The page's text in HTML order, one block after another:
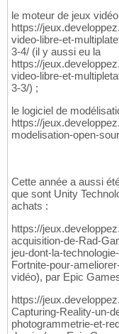
le moteur de jeux
https://
video-libre-et-
3-4/ (il y aussi eu la
https://
video-libre-et-
3-3/) ;
le logiciel de
https://
modelisation-open-
Cette année a aussi
que sont Unity
achats :
https://
acquisition-de-Rad-
jeu-dont-la-
Fortnite-pour-
vidéo), par Epic
https://
Capturing-Reality-un-
photogrammetrie-et-